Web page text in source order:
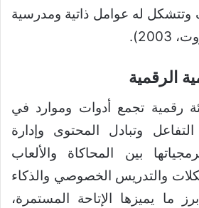
له عوامل ذاتية ومدرسية
الرقمية
رقمية تجمع أدوات وموارد في
وتبادل المحتوى وإدارة
بين المحاكاة والألعاب
والتدريس الخصوصي والذكاء
ما يميزها الإتاحة المستمرة،